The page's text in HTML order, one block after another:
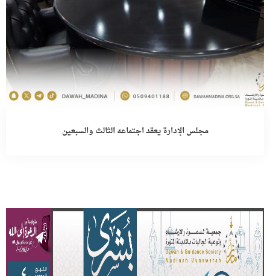
مجلس الإدارة يعقد اجتماعه الثالث والسبعين